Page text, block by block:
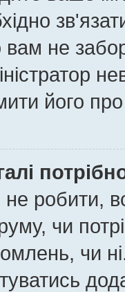
вам не
його
робити,
чи
чи